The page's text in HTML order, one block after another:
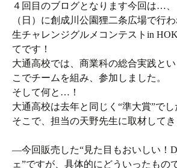
４回目のブログとなります今回は…、
（日）に創成川公園狸二条広場で行
生チャレンジグルメコンテストin
てです！
大通高校では、商業科の総合実践と
こでチームを組み、参加しました。
そして何と…！
大通高校は去年と同じく“準大賞”でし
そこで、担当の天野先生に取材してき
―今回販売した“見た目もおいしい！
ェ”ですが、具体的にどういったもの